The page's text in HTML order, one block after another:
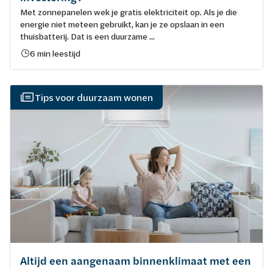
Met zonnepanelen wek je gratis elektriciteit op. Als je die
energie niet meteen gebruikt, kan je ze opslaan in een
thuisbatterij. Dat is een duurzame ...
6 min leestijd
Tips voor duurzaam wonen
Altijd een aangenaam binnenklimaat met een